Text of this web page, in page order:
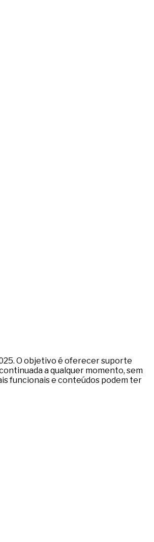
O objetivo é oferecer suporte
a qualquer momento, sem
funcionais e conteúdos podem ter